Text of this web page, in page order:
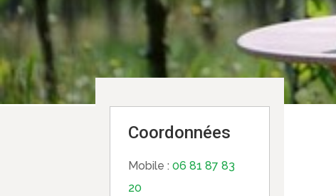
Coordonnées
Mobile :06 81 87 83
20